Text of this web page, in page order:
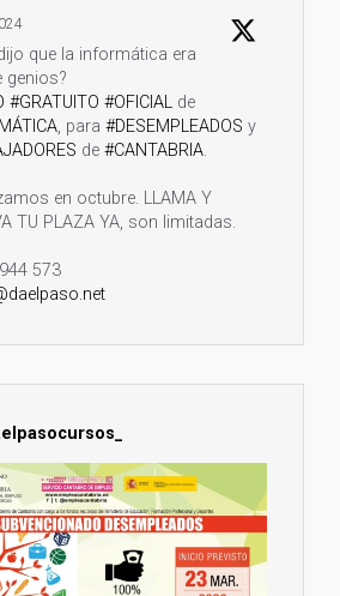
que la informática era
genios?
#GRATUITO #OFICIAL de
, para #DESEMPLEADOS y
de #CANTABRIA.
en octubre. LLAMA Y
TU PLAZA YA, son limitadas.
573
cantabria-i...
esta oportunidad!
#GRATUITO #SUBVENCIONADO
#ADMINISTRATIVO, para
y #TRABAJADORESde
.